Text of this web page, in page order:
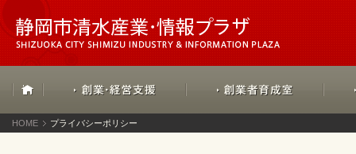
HOME プライバシーポリシー